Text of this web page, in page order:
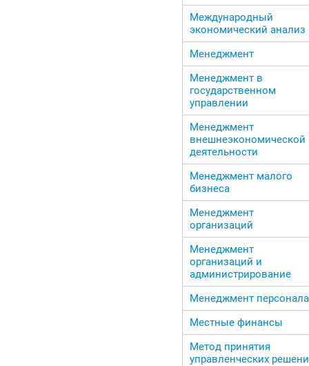
Международный
экономический анализ
Менеджмент
Менеджмент в
государственном
управлении
Менеджмент
внешнеэкономической
деятельности
Менеджмент малого
бизнеса
Менеджмент
организаций
Менеджмент
организаций и
администрирование
Менеджмент персонала
Местные финансы
Метод принятия
управленческих